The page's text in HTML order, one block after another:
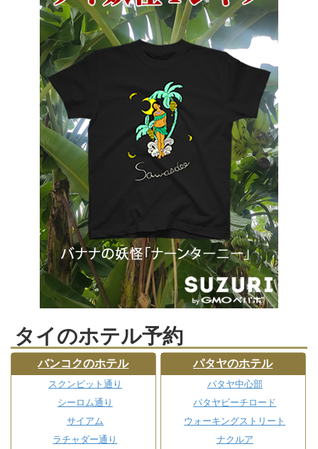
タイのホテル予約
バンコクのホテル
スクンビット通り
シーロム通り
サイアム
ラチャダー通り
パタヤのホテル
パタヤ中心部
パタヤビーチロード
ウォーキングストリート
ナクルア